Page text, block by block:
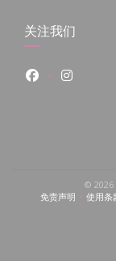
关注我们
Facebook ((在
© 2026
免责声明((在新窗口中
使用条
((